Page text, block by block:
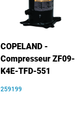
COPELAND -
Compresseur ZF09-
K4E-TFD-551
259199